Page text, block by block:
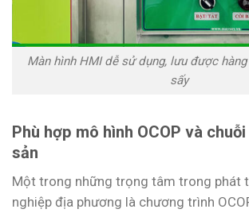
Màn hình HMI dễ sử dụng, lưu được
sấy
Phù hợp mô hình OCOP và
sản
Một trong những trọng tâm trong phát
nghiệp địa phương là chương trình